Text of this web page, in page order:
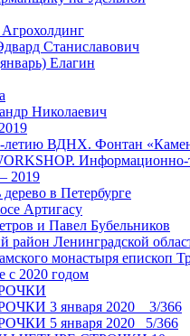
Станиславович
Елагин
Николаевич
ВДНХ. Фонтан
2019
в Петербурге
Артигасу
и Павел Бубельников
район Ленинградской
монастыря епископ
с 2020 годом
3 января 2020 _ 3/366
5 января 2020_ 5/366